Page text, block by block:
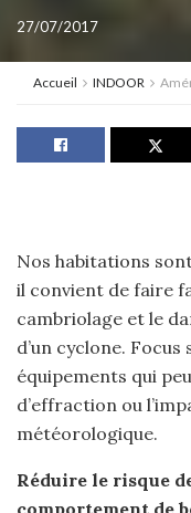
27/07/2017
Accueil INDOOR
Nos habitations
il convient de faire
cambriolage et le
d’un cyclone.
équipements qui
d’effraction ou
météorologique.
Réduire le risque
comportement de